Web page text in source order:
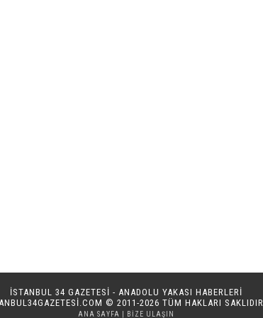
İSTANBUL 34 GAZETESİ - ANADOLU YAKASI HABERLERİ
© 2011-2026 TÜM HAKLARI SAKLIDIR.
ANA SAYFA BIZE ULAŞIN